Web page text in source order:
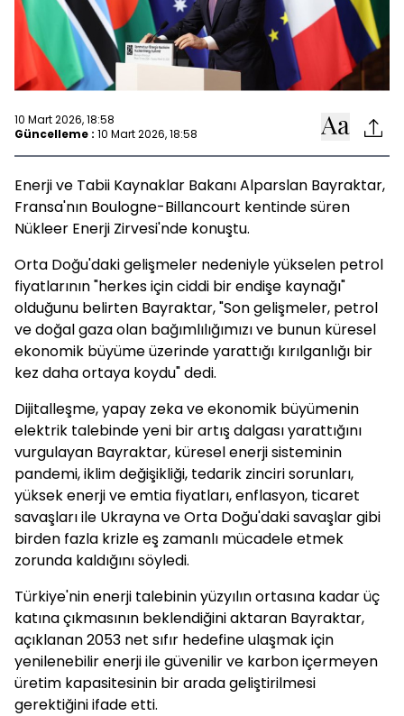
10 Mart 2026, 18:58
Güncelleme : 10 Mart 2026, 18:58
Enerji ve Tabii Kaynaklar Bakanı Alparslan Bayraktar,
Fransa'nın Boulogne-Billancourt kentinde süren
Nükleer Enerji Zirvesi'nde konuştu.
Orta Doğu'daki gelişmeler nedeniyle yükselen petrol
fiyatlarının "herkes için ciddi bir endişe kaynağı"
olduğunu belirten Bayraktar, "Son gelişmeler, petrol
ve doğal gaza olan bağımlılığımızı ve bunun küresel
ekonomik büyüme üzerinde yarattığı kırılganlığı bir
kez daha ortaya koydu" dedi.
Dijitalleşme, yapay zeka ve ekonomik büyümenin
elektrik talebinde yeni bir artış dalgası yarattığını
vurgulayan Bayraktar, küresel enerji sisteminin
pandemi, iklim değişikliği, tedarik zinciri sorunları,
yüksek enerji ve emtia fiyatları, enflasyon, ticaret
savaşları ile Ukrayna ve Orta Doğu'daki savaşlar gibi
birden fazla krizle eş zamanlı mücadele etmek
zorunda kaldığını söyledi.
Türkiye'nin enerji talebinin yüzyılın ortasına kadar üç
katına çıkmasının beklendiğini aktaran Bayraktar,
açıklanan 2053 net sıfır hedefine ulaşmak için
yenilenebilir enerji ile güvenilir ve karbon içermeyen
üretim kapasitesinin bir arada geliştirilmesi
gerektiğini ifade etti.